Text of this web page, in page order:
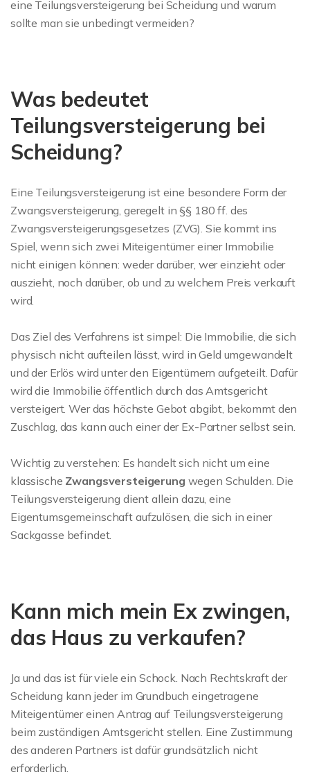
eine Teilungsversteigerung bei Scheidung und warum
sollte man sie unbedingt vermeiden?
Was bedeutet
Teilungsversteigerung bei
Scheidung?
Eine Teilungsversteigerung ist eine besondere Form der
Zwangsversteigerung, geregelt in §§ 180 ff. des
Zwangsversteigerungsgesetzes (ZVG). Sie kommt ins
Spiel, wenn sich zwei Miteigentümer einer Immobilie
nicht einigen können: weder darüber, wer einzieht oder
auszieht, noch darüber, ob und zu welchem Preis verkauft
wird.
Das Ziel des Verfahrens ist simpel: Die Immobilie, die sich
physisch nicht aufteilen lässt, wird in Geld umgewandelt
und der Erlös wird unter den Eigentümern aufgeteilt. Dafür
wird die Immobilie öffentlich durch das Amtsgericht
versteigert. Wer das höchste Gebot abgibt, bekommt den
Zuschlag, das kann auch einer der Ex-Partner selbst sein.
Wichtig zu verstehen: Es handelt sich nicht um eine
klassische Zwangsversteigerung wegen Schulden. Die
Teilungsversteigerung dient allein dazu, eine
Eigentumsgemeinschaft aufzulösen, die sich in einer
Sackgasse befindet.
Kann mich mein Ex zwingen,
das Haus zu verkaufen?
Ja und das ist für viele ein Schock. Nach Rechtskraft der
Scheidung kann jeder im Grundbuch eingetragene
Miteigentümer einen Antrag auf Teilungsversteigerung
beim zuständigen Amtsgericht stellen. Eine Zustimmung
des anderen Partners ist dafür grundsätzlich nicht
erforderlich.